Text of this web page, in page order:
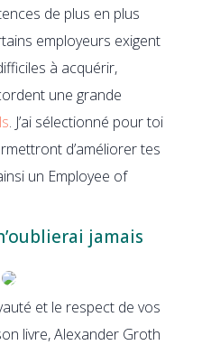
de plus en plus
employeurs exigent
à acquérir,
une grande
. J’ai sélectionné pour toi
d’améliorer tes
un Employee of
jamais
et le respect de vos
livre, Alexander Groth